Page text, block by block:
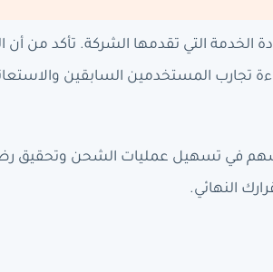
الخدمة التي تقدمها الشركة. تأكد من أن
تجارب المستخدمين السابقين
في تسهيل عمليات الشحن وتحقيق رضا
النهائي.